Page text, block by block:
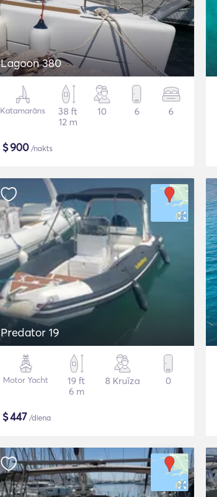
Lagoon 380
Katamarāns
38 ft
12 m
10 6 6
$900 /nakts
Predator 19
Motor Yacht
19 ft
6 m
8 Kruīza 0
$447 /diena